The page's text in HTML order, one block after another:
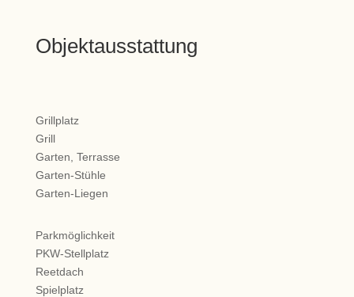
Objektausstattung
Grillplatz
Grill
Garten, Terrasse
Garten-Stühle
Garten-Liegen
Parkmöglichkeit
PKW-Stellplatz
Reetdach
Spielplatz